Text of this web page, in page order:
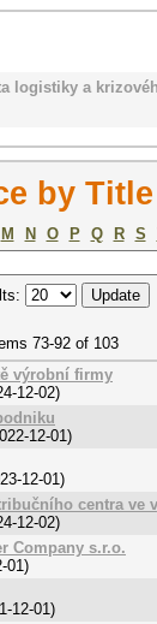
logistiky a
by Title
M N O P Q R S
73-92 of 103
výrobní firmy
12-02)
12-01)
12-01)
centra ve
12-02)
Company s.r.o.
01)
12-01)